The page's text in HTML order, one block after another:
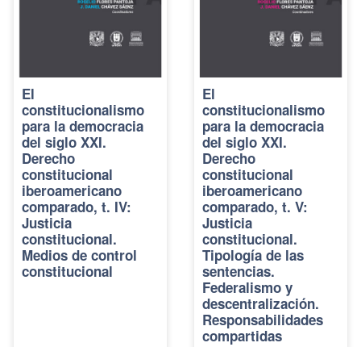
El
constitucionalismo
para la democracia
del siglo XXI.
Derecho
constitucional
iberoamericano
comparado, t. IV:
Justicia
constitucional.
Medios de control
constitucional
El
constitucionalismo
para la democracia
del siglo XXI.
Derecho
constitucional
iberoamericano
comparado, t. V:
Justicia
constitucional.
Tipología de las
sentencias.
Federalismo y
descentralización.
Responsabilidades
compartidas